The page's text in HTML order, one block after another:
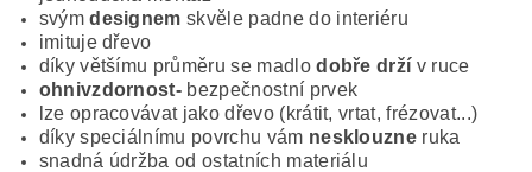
svýmdesignem skvěle padne do interiéru
imituje dřevo
díky většímu průměru se madlodobře drží v ruce
ohnivzdornost- bezpečnostní prvek
lze opracovávat jako dřevo (krátit, vrtat, frézovat...)
díky speciálnímu povrchu vám nesklouzne ruka
snadná údržba od ostatních materiálu